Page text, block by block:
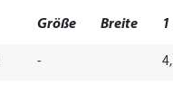
Größe Breite 1
-